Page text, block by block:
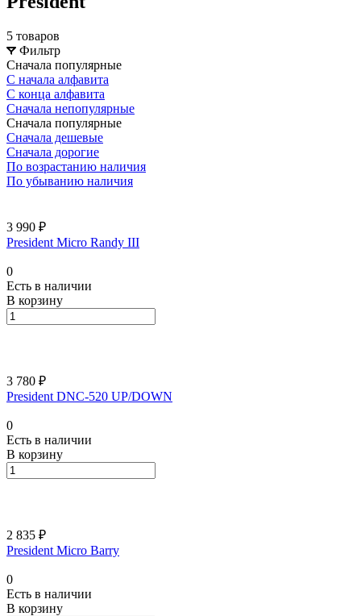
5 товаров
Фильтр
Сначала популярные
С начала алфавита
С конца алфавита
Сначала непопулярные
Сначала популярные
Сначала дешевые
Сначала дорогие
По возрастанию наличия
По убыванию наличия
3 990 ₽
President Micro Randy III
0
Есть в наличии
В корзину
3 780 ₽
President DNC-520 UP/DOWN
0
Есть в наличии
В корзину
2 835 ₽
President Micro Barry
0
Есть в наличии
В корзину